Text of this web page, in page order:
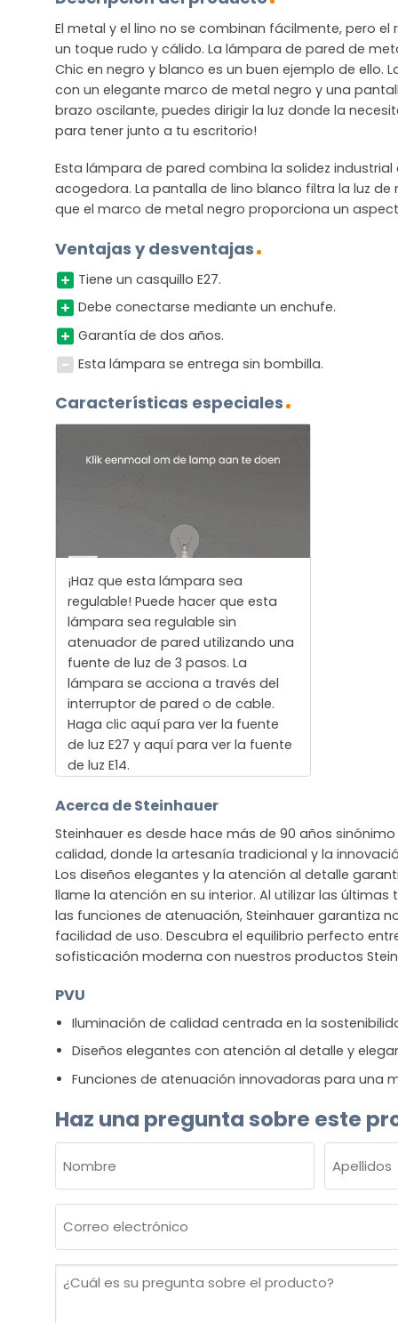
El metal y el lino no se combinan fácilmente, pero
un toque rudo y cálido. La lámpara de pared de
Chic en negro y blanco es un buen ejemplo de ello.
con un elegante marco de metal negro y una
brazo oscilante, puedes dirigir la luz donde la
para tener junto a tu escritorio!
Esta lámpara de pared combina la solidez
acogedora. La pantalla de lino blanco filtra la luz
que el marco de metal negro proporciona un
Ventajas y desventajas
Tiene un casquillo E27.
Debe conectarse mediante un enchufe.
Garantía de dos años.
Esta lámpara se entrega sin bombilla.
Características especiales
¡Haz que esta lámpara sea
regulable! Puede hacer que esta
lámpara sea regulable sin
atenuador de pared utilizando una
fuente de luz de 3 pasos. La
lámpara se acciona a través del
interruptor de pared o de cable.
Haga clic aquí para ver la fuente
de luz E27 y aquí para ver la fuente
de luz E14.
Acerca de Steinhauer
Steinhauer es desde hace más de 90 años
calidad, donde la artesanía tradicional y la
Los diseños elegantes y la atención al detalle
llame la atención en su interior. Al utilizar las
las funciones de atenuación, Steinhauer garantiza
facilidad de uso. Descubra el equilibrio perfecto
sofisticación moderna con nuestros productos
PVU
Iluminación de calidad centrada en la
Diseños elegantes con atención al detalle y
Funciones de atenuación innovadoras para una
Haz una pregunta sobre este
(OBLIGATORIO)
Nombre Apellidos
electrónico
¿Cuál